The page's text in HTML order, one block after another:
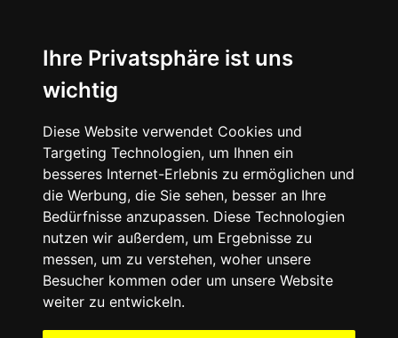
Ihre Privatsphäre ist uns
wichtig
Diese Website verwendet Cookies und
Targeting Technologien, um Ihnen ein
besseres Internet-Erlebnis zu ermöglichen und
die Werbung, die Sie sehen, besser an Ihre
Bedürfnisse anzupassen. Diese Technologien
nutzen wir außerdem, um Ergebnisse zu
messen, um zu verstehen, woher unsere
Besucher kommen oder um unsere Website
weiter zu entwickeln.